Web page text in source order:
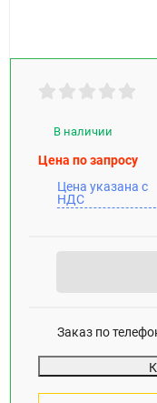
В наличии
Цена по запросу
Цена указана с
НДС
Заказ по